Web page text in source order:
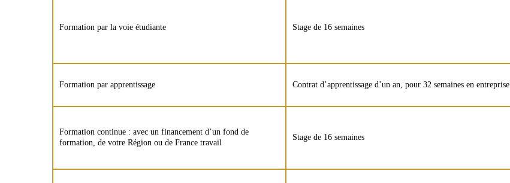
Formation par la voie étudiante Stage de 16 semaines
Formation par apprentissage Contrat d’apprentissage d’un an, pour 32 semaines en entreprise
Formation continue : avec un financement d’un fond de
formation, de votre Région ou de France travail
Stage de 16 semaines